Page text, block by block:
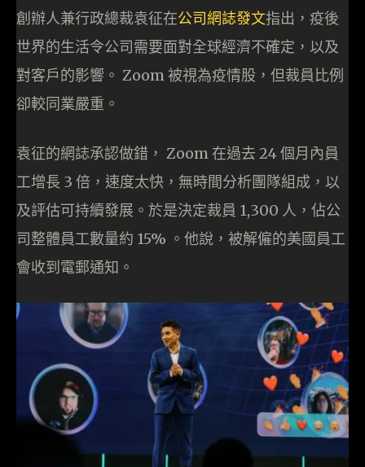
創辦人兼行政總裁袁征在公司網誌發文指出，疫後
世界的生活令公司需要面對全球經濟不確定，以及
對客戶的影響。 Zoom 被視為疫情股，但裁員比例
卻較同業嚴重。
袁征的網誌承認做錯， Zoom 在過去 24 個月內員
工增長 3 倍，速度太快，無時間分析團隊組成，以
及評估可持續發展。於是決定裁員 1,300 人，佔公
司整體員工數量約 15% 。他說，被解僱的美國員工
會收到電郵通知。